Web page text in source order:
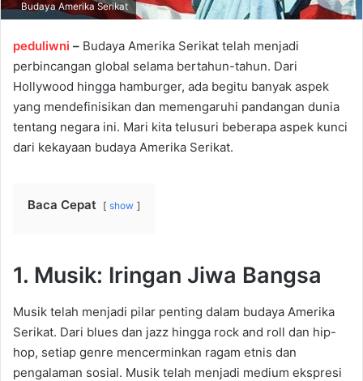
Budaya Amerika Serikat
peduliwni – Budaya Amerika Serikat telah menjadi
perbincangan global selama bertahun-tahun. Dari
Hollywood hingga hamburger, ada begitu banyak aspek
yang mendefinisikan dan memengaruhi pandangan dunia
tentang negara ini. Mari kita telusuri beberapa aspek kunci
dari kekayaan budaya Amerika Serikat.
Baca Cepat show
1. Musik: Iringan Jiwa Bangsa
Musik telah menjadi pilar penting dalam budaya Amerika
Serikat. Dari blues dan jazz hingga rock and roll dan hip-
hop, setiap genre mencerminkan ragam etnis dan
pengalaman sosial. Musik telah menjadi medium ekspresi